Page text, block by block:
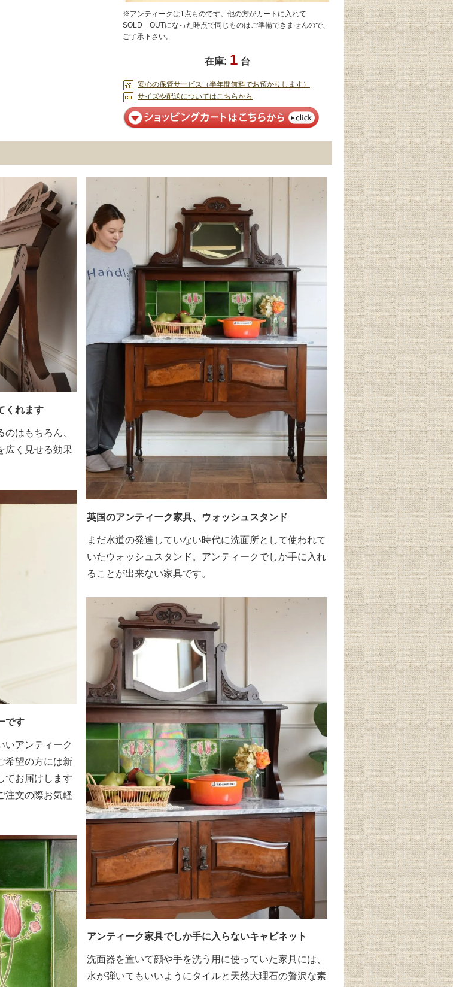
※アンティークは1点ものです。他の方がカートに入れて
SOLD OUTになった時点で同じものはご準備できませんので、
ご了承下さい。
在庫: 1 台
安心の保管サービス（半年間無料でお預かりします）
サイズや配送についてはこちらから
くれます
はもちろん、
広く見せる効果
です
いアンティーク
希望の方には新
てお届けします
注文の際お気軽
英国のアンティーク家具、ウォッシュスタンド
まだ水道の発達していない時代に洗面所として使われて
いたウォッシュスタンド。アンティークでしか手に入れ
ることが出来ない家具です。
アンティーク家具でしか手に入らないキャビネット
洗面器を置いて顔や手を洗う用に使っていた家具には、
水が弾いてもいいようにタイルと天然大理石の贅沢な素